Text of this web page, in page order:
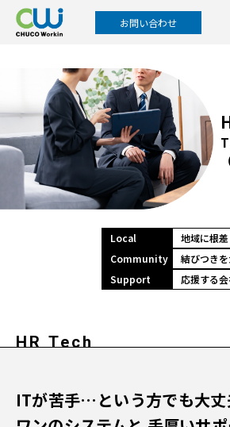
お問い合わせ
Local
地域に根
Community
結びつき
Support
応援する
HR Tech
ITが苦手…という方でも大丈